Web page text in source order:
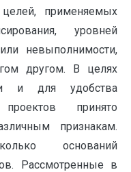
целей, применяемых
уровней
невыполнимости,
другом. В целях
и для удобства
принято
признакам.
оснований
Рассмотренные в